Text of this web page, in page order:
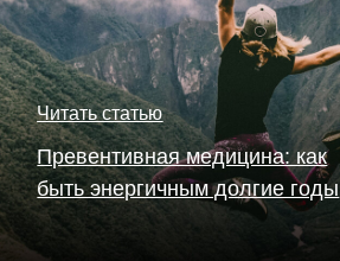
Превентивная медицина: как
быть энергичным долгие годы
Читать статью